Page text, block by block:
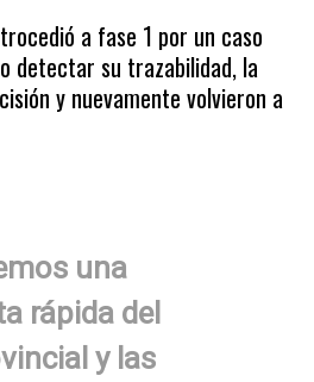
a fase 1 por un caso
detectar su trazabilidad, la
y nuevamente volvieron a
una
rápida del
y las